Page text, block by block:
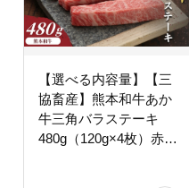
【選べる内容量】【三
協畜産】熊本和牛あか
牛三角バラステーキ
480g（120g×4枚）赤牛